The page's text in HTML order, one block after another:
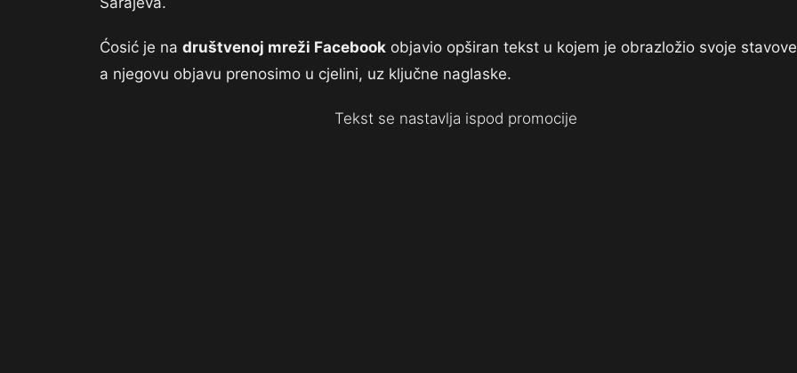
Ćosić je na društvenoj mreži Facebook objavio opširan tekst u kojem je obrazložio svoje
a njegovu objavu prenosimo u cjelini, uz ključne naglaske.
Tekst se nastavlja ispod promocije